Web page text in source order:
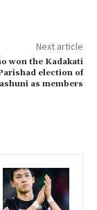
Next article
won the Kadakati
election of
as members